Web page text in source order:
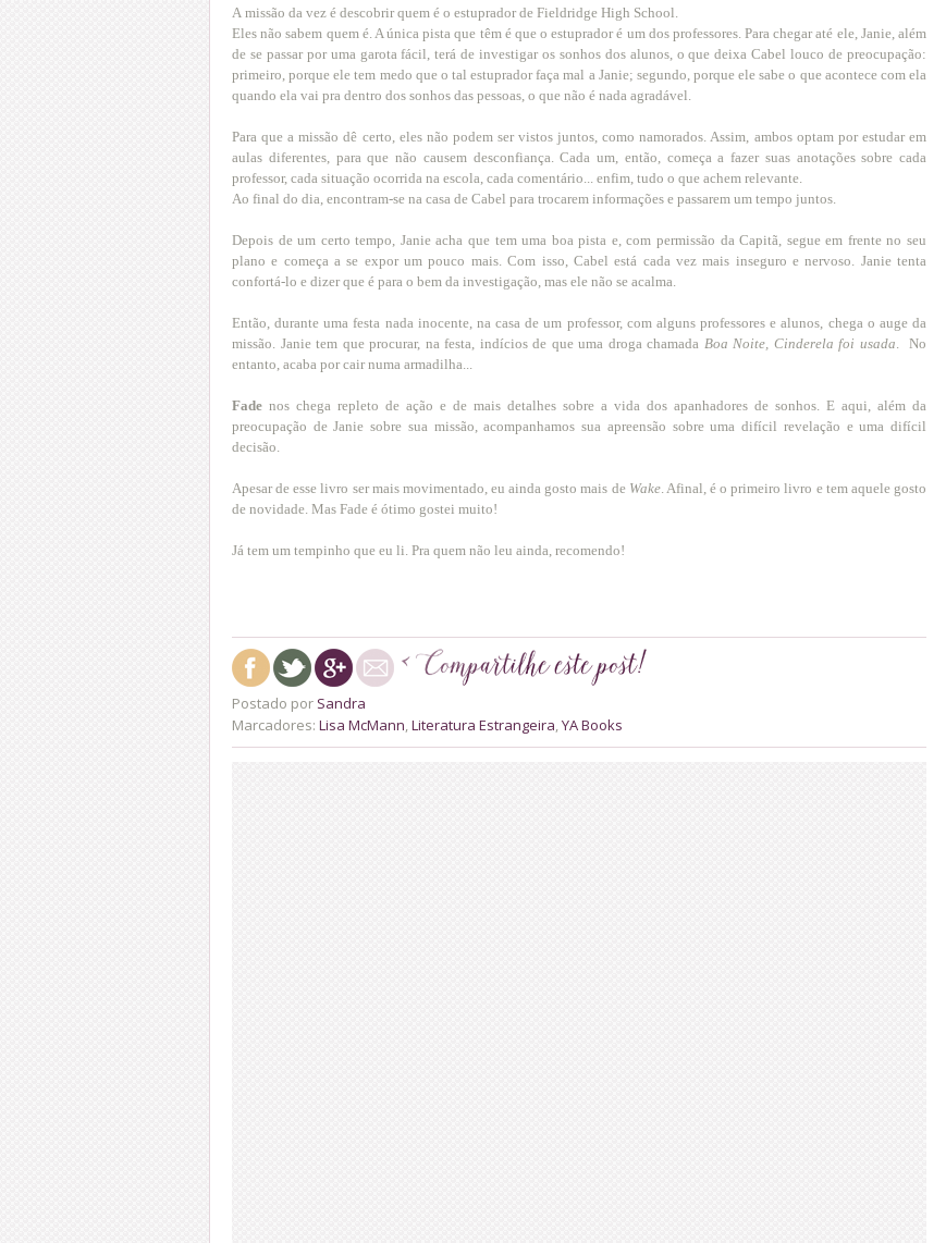
A missão da vez é descobrir quem é o estuprador de Fieldridge High School.
Eles não sabem quem é. A única pista que têm é que o estuprador é um dos professores. Para chegar até ele, Janie, além
de se passar por uma garota fácil, terá de investigar os sonhos dos alunos, o que deixa Cabel louco de preocupação:
primeiro, porque ele tem medo que o tal estuprador faça mal a Janie; segundo, porque ele sabe o que acontece com ela
quando ela vai pra dentro dos sonhos das pessoas, o que não é nada agradável.
Para que a missão dê certo, eles não podem ser vistos juntos, como namorados. Assim, ambos optam por estudar em
aulas diferentes, para que não causem desconfiança. Cada um, então, começa a fazer suas anotações sobre cada
professor, cada situação ocorrida na escola, cada comentário... enfim, tudo o que achem relevante.
Ao final do dia, encontram-se na casa de Cabel para trocarem informações e passarem um tempo juntos.
Depois de um certo tempo, Janie acha que tem uma boa pista e, com permissão da Capitã, segue em frente no seu
plano e começa a se expor um pouco mais. Com isso, Cabel está cada vez mais inseguro e nervoso. Janie tenta
confortá-lo e dizer que é para o bem da investigação, mas ele não se acalma.
Então, durante uma festa nada inocente, na casa de um professor, com alguns professores e alunos, chega o auge da
missão. Janie tem que procurar, na festa, indícios de que uma droga chamada Boa Noite, Cinderela foi usada . No
entanto, acaba por cair numa armadilha...
Fade nos chega repleto de ação e de mais detalhes sobre a vida dos apanhadores de sonhos. E aqui, além da
preocupação de Janie sobre sua missão, acompanhamos sua apreensão sobre uma difícil revelação e uma difícil
decisão.
Apesar de esse livro ser mais movimentado, eu ainda gosto mais de Wake. Afinal, é o primeiro livro e tem aquele gosto
de novidade. Mas Fade é ótimo gostei muito!
Já tem um tempinho que eu li. Pra quem não leu ainda, recomendo!
Postado por Sandra
Marcadores: Lisa McMann Literatura Estrangeira YA Books